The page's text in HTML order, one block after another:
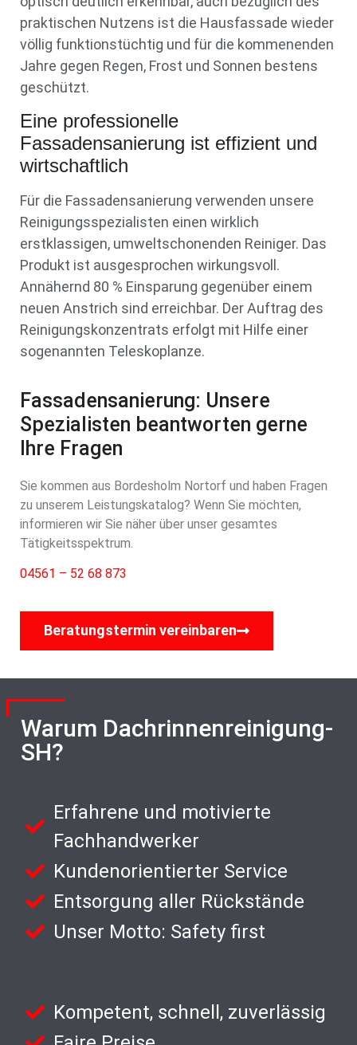
praktischen Nutzens ist die Hausfassade wieder
völlig funktionstüchtig und für die kommenenden
Jahre gegen Regen, Frost und Sonnen bestens
geschützt.
Eine professionelle
Fassadensanierung ist effizient und
wirtschaftlich
Für die Fassadensanierung verwenden unsere
Reinigungsspezialisten einen wirklich
erstklassigen, umweltschonenden Reiniger. Das
Produkt ist ausgesprochen wirkungsvoll.
Annähernd 80 % Einsparung gegenüber einem
neuen Anstrich sind erreichbar. Der Auftrag des
Reinigungskonzentrats erfolgt mit Hilfe einer
sogenannten Teleskoplanze.
Fassadensanierung: Unsere
Spezialisten beantworten gerne
Ihre Fragen
Sie kommen aus Bordesholm Nortorf und haben Fragen
zu unserem Leistungskatalog? Wenn Sie möchten,
informieren wir Sie näher über unser gesamtes
Tätigkeitsspektrum.
04561 – 52 68 873
Beratungstermin vereinbaren
Warum Dachrinnenreinigung-
SH?
Erfahrene und motivierte
Fachhandwerker
Kundenorientierter Service
Entsorgung aller Rückstände
Unser Motto: Safety first
Kompetent, schnell, zuverlässig